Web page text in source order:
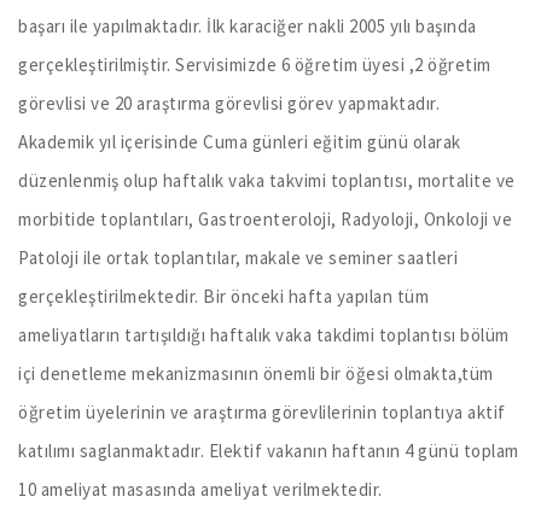
başarı ile yapılmaktadır. İlk karaciğer nakli 2005 yılı başında
gerçekleştirilmiştir. Servisimizde 6 öğretim üyesi ,2 öğretim
görevlisi ve 20 araştırma görevlisi görev yapmaktadır.
Akademik yıl içerisinde Cuma günleri eğitim günü olarak
düzenlenmiş olup haftalık vaka takvimi toplantısı, mortalite ve
morbitide toplantıları, Gastroenteroloji, Radyoloji, Onkoloji ve
Patoloji ile ortak toplantılar, makale ve seminer saatleri
gerçekleştirilmektedir. Bir önceki hafta yapılan tüm
ameliyatların tartışıldığı haftalık vaka takdimi toplantısı bölüm
içi denetleme mekanizmasının önemli bir öğesi olmakta,tüm
öğretim üyelerinin ve araştırma görevlilerinin toplantıya aktif
katılımı saglanmaktadır. Elektif vakanın haftanın 4 günü toplam
10 ameliyat masasında ameliyat verilmektedir.